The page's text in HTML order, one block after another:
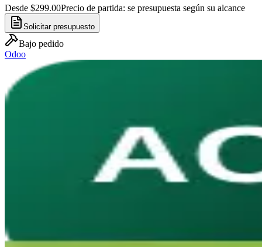
Desde $299.00Precio de partida: se presupuesta según su alcance
Solicitar presupuesto
Bajo pedido
Odoo